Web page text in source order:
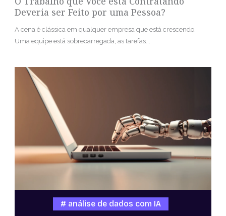
Deveria ser Feito por uma Pessoa?
A cena é clássica em qualquer empresa que está crescendo.
Uma equipe está sobrecarregada, as tarefas...
análise de dados com IA